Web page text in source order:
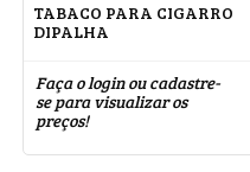
TABACO PARA CIGARRO
DIPALHA
Faça o login ou cadastre-
se para visualizar os
preços!